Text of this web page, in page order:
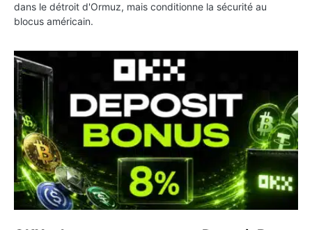
dans le détroit d'Ormuz, mais conditionne la sécurité au
blocus américain.
OKX relance une campagne Deposit Bonus : jusqu’à 5